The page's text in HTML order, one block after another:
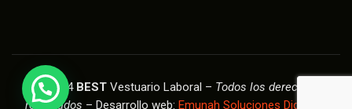
© 2024 BEST Vestuario Laboral – Todos los derechos
reservados – Desarrollo web: Emunah Soluciones Digitales